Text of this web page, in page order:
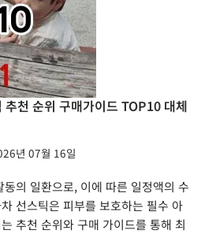
천 순위 구매가이드 TOP10 대체
년 07월 16일
의 일환으로, 이에 따른 일정액의 수
선스틱은 피부를 보호하는 필수 아
추천 순위와 구매 가이드를 통해 최